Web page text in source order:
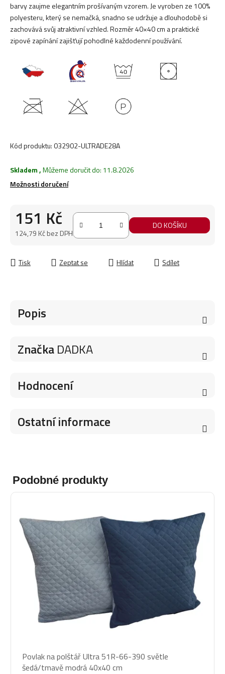
barvy zaujme elegantním prošívaným vzorem. Je vyroben ze 100%
polyesteru, který se nemačká, snadno se udržuje a dlouhodobě si
zachovává svůj atraktivní vzhled. Rozměr 40×40 cm a praktické
zipové zapínání zajišťují pohodlné každodenní používání.
Kód produktu:032902-ULTRADE28A
Skladem,Můžeme doručit do: 11.8.2026
Možnosti doručení
151 Kč
124,79 Kč bez DPH
DO KOŠÍKU
Tisk Zeptat se Hlídat Sdílet
Popis
ZnačkaDADKA
Hodnocení
Ostatní informace
Podobné produkty
Povlak na polštář Ultra 51R-66-390 světle
šedá/tmavě modrá 40x40 cm